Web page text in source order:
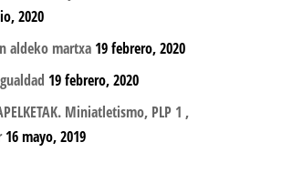
2020
aldeko martxa 19 febrero, 2020
19 febrero, 2020
Miniatletismo, PLP 1 ,
16 mayo, 2019